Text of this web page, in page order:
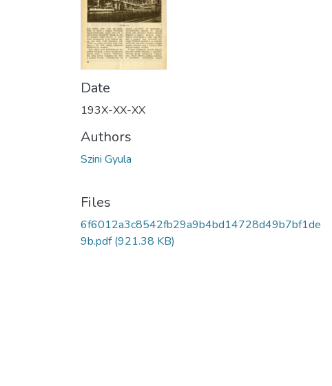
Date
193X-XX-XX
Authors
Szini Gyula
Files
6f6012a3c8542fb29a9b4bd14728d49b7bf1de
9b.pdf(921.38 KB)